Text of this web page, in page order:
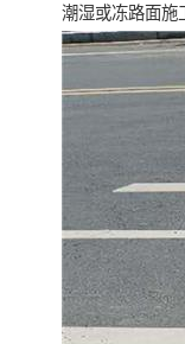
潮湿或冻路面施